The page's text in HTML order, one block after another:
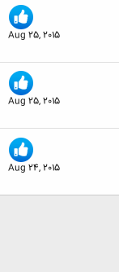
Aug 25, 2015
Aug 25, 2015
Aug 24, 2015